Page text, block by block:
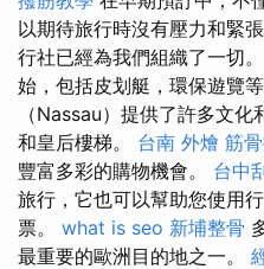
以期待旅行時沒有壓力和緊
行社已經為我們組織了一切
始，包括皮划艇，環保遊覽等
（Nassau）提供了許多文
和皇后樓梯。 台南 外燴 筋
豐富多彩的購物機會。 台中
旅行，它也可以幫助您使用
票。 what is seo 新埔整骨
最重要的歐洲目的地之一。